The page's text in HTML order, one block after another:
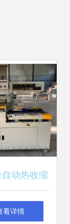
动热收缩
积木塑封与
看详情